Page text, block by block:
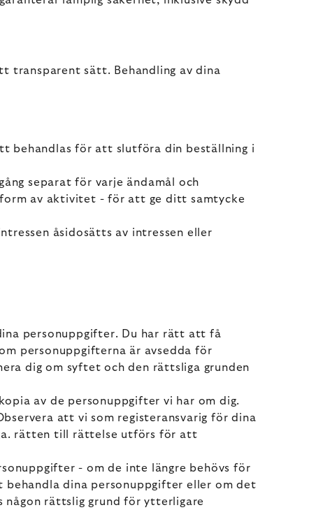
transparent sätt. Behandling av dina
behandlas för att slutföra din beställning i
separat för varje ändamål och
av aktivitet - för att ge ditt samtycke
åsidosätts av intressen eller
personuppgifter. Du har rätt att få
personuppgifterna är avsedda för
dig om syftet och den rättsliga grunden
av de personuppgifter vi har om dig.
att vi som registeransvarig för dina
rätten till rättelse utförs för att
- om de inte längre behövs för
dina personuppgifter eller om det
någon rättslig grund för ytterligare